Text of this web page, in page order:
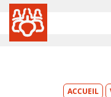
ACCUEIL